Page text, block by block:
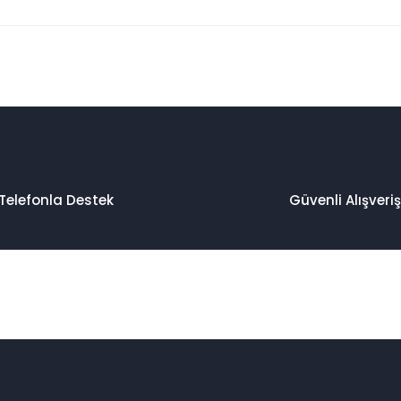
Telefonla Destek Güvenli Alışveriş